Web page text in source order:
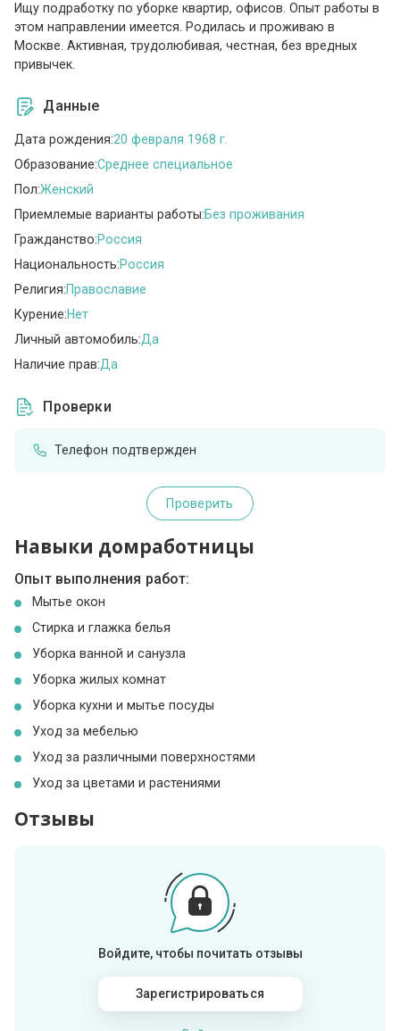
Ищу подработку по уборке квартир, офисов. Опыт работы в
этом направлении имеется. Родилась и проживаю в
Москве. Активная, трудолюбивая, честная, без вредных
привычек.
Данные
Дата рождения:20 февраля 1968 г.
Образование:Среднее специальное
Пол:Женский
Приемлемые варианты работы:Без проживания
Гражданство:Россия
Национальность:Россия
Религия:Православие
Курение:Нет
Личный автомобиль:Да
Наличие прав:Да
Проверки
Телефон подтвержден
Проверить
Навыки домработницы
Опыт выполнения работ:
Мытье окон
Стирка и глажка белья
Уборка ванной и санузла
Уборка жилых комнат
Уборка кухни и мытье посуды
Уход за мебелью
Уход за различными поверхностями
Уход за цветами и растениями
Отзывы
Войдите, чтобы почитать отзывы
Зарегистрироваться